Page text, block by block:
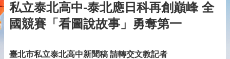
私立泰北高中-泰北應日科再創巔峰 全
國競賽「看圖說故事」勇奪第一
臺北市私立泰北高中新聞稿 請轉交文教記者